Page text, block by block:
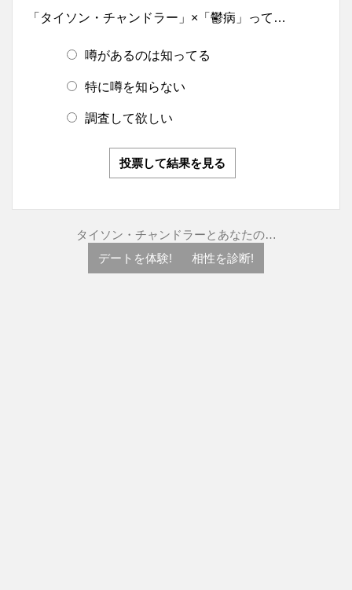
「タイソン・チャンドラー」×「鬱病」って…
噂があるのは知ってる
特に噂を知らない
調査して欲しい
投票して結果を見る
タイソン・チャンドラーとあなたの…
デートを体験!
相性を診断!